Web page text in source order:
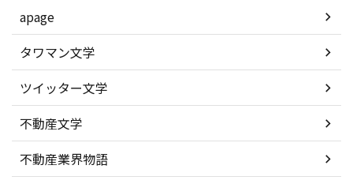
apage
タワマン文学
ツイッター文学
不動産文学
不動産業界物語